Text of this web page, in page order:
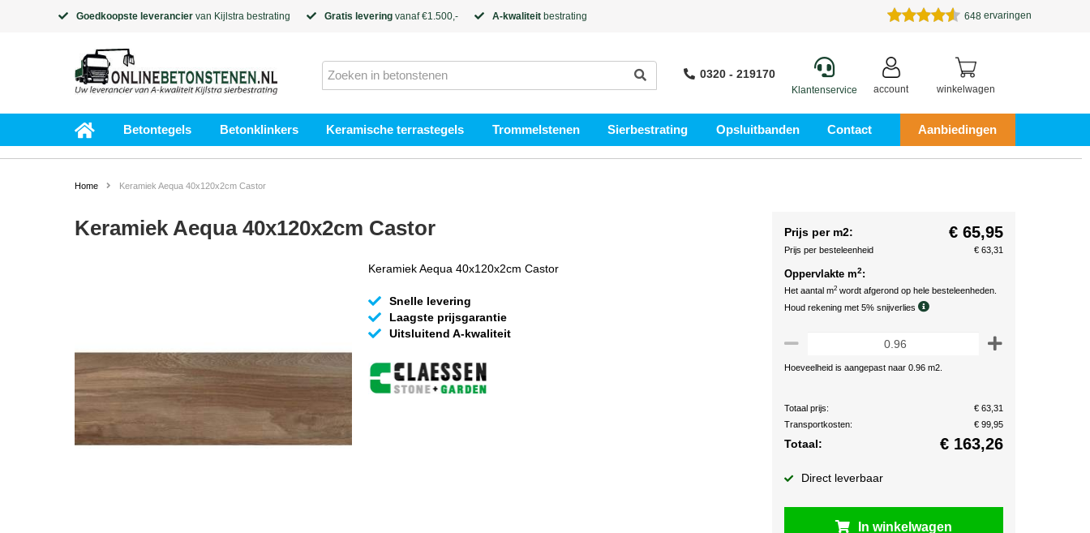
Goedkoopste leverancier van Kijlstra bestrating Gratis levering vanaf €1.500,- A-kwaliteit bestrating 648 ervaringen
0320 - 219170
Klantenservice account winkelwagen
Betontegels Betonklinkers Keramische terrastegels Trommelstenen Sierbestrating Opsluitbanden Contact Aanbiedingen
Home Keramiek Aequa 40x120x2cm Castor
Keramiek Aequa 40x120x2cm Castor
Keramiek Aequa 40x120x2cm Castor
Snelle levering
Laagste prijsgarantie
Uitsluitend A-kwaliteit
Prijs per m2: € 65,95
Prijs per besteleenheid € 63,31
Oppervlakte m2:
Het aantal m2 wordt afgerond op hele besteleenheden.
Houd rekening met 5% snijverlies
Hoeveelheid is aangepast naar 0.96 m2.
Totaal prijs:
€ 63,31
Transportkosten:
€ 99,95
Totaal: € 163,26
Direct leverbaar
In winkelwagen